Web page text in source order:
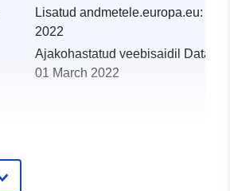
Lisatud andmetele.europa.eu:
2022
Ajakohastatud veebisaidil
01 March 2022